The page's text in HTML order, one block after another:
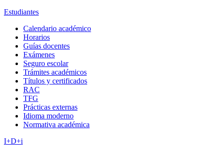
Estudiantes
Calendario académico
Horarios
Guías docentes
Exámenes
Seguro escolar
Trámites académicos
Títulos y certificados
RAC
TFG
Prácticas externas
Idioma moderno
Normativa académica
I+D+i